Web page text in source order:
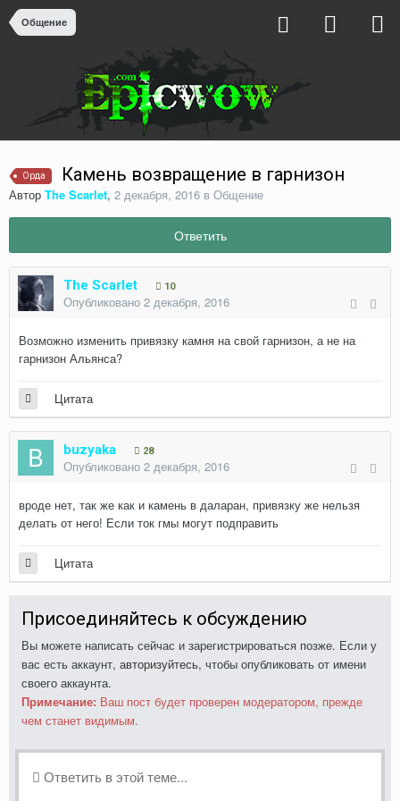
Общение
Орда Камень возвращение в гарнизон
Автор The Scarlet, 2 декабря, 2016 в Общение
Ответить
The Scarlet 10
Опубликовано 2 декабря, 2016
Возможно изменить привязку камня на свой гарнизон, а не на
гарнизон Альянса?
Цитата
buzyaka 28
Опубликовано 2 декабря, 2016
вроде нет, так же как и камень в даларан, привязку же нельзя
делать от него! Если ток гмы могут подправить
Цитата
Присоединяйтесь к обсуждению
Вы можете написать сейчас и зарегистрироваться позже. Если у
вас есть аккаунт, авторизуйтесь, чтобы опубликовать от имени
своего аккаунта.
Примечание: Ваш пост будет проверен модератором, прежде
чем станет видимым.
Ответить в этой теме...